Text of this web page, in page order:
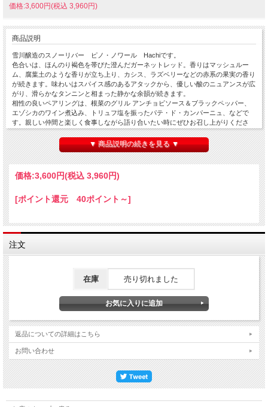
価格:3,600円(税込 3,960円)
商品説明
雪川醸造のスノーリバー ピノ・ノワール Hachiです。
色合いは、ほんのり褐色を帯びた澄んだガーネットレッド。香りはマッシュルー
ム、腐葉土のような香りが立ち上り、カシス、ラズベリーなどの赤系の果実の香り
が続きます。味わいはスパイス感のあるアタックから、優しい酸のニュアンスが広
がり、滑らかなタンニンと相まった静かな余韻が続きます。
相性の良いペアリングは、根菜のグリル アンチョビソース＆ブラックペッパー、
エゾシカのワイン煮込み、トリュフ塩を振ったパテ・ド・カンパーニュ、などで
す。親しい仲間と楽しく食事しながら語り合いたい時にぜひお召し上がりくださ
い。
石狩市産のピノ・ノワールは2024/10/9に選果しながら手摘みで収穫。糖
度:21.4°Bx、pH:3.32、TA:8.10。10/10にワイナリーで除梗（無破砕）の後、粒選果
してタンク投入。48時間のコールドソーク（低温浸漬）の後、芳香を増やし複雑さ
を加える酵母をもちいて、アルコール発酵開始。無補糖。自然のままの温度管理
で、発酵期間は15日間。11/14にプレス。ステンレスタンクで5か月熟成の後、8か
▼ 商品説明の続きを見る ▼
価格:3,600円(税込 3,960円)
[ポイント還元 40ポイント～]
注文
在庫 売り切れました
返品についての詳細はこちら
お問い合わせ